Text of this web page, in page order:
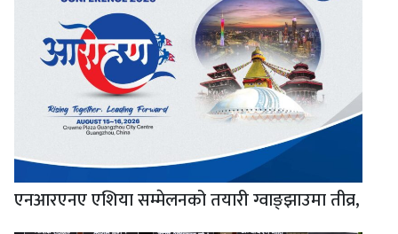
एनआरएनए एशिया सम्मेलनको तयारी ग्वाङ्झाउमा तीव्र,